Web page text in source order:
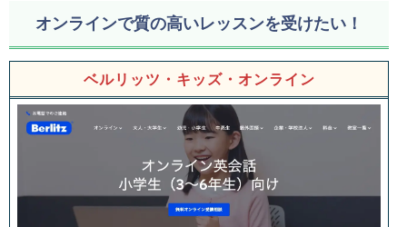
オンラインで質の高いレッスンを受けたい！
ベルリッツ・キッズ・オンライン